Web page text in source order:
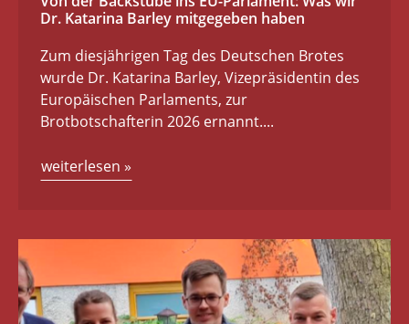
Dr. Katarina Barley mitgegeben haben
Zum diesjährigen Tag des Deutschen Brotes
wurde Dr. Katarina Barley, Vizepräsidentin des
Europäischen Parlaments, zur
Brotbotschafterin 2026 ernannt....
weiterlesen »